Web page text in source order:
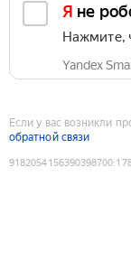
Я не
Нажмите,
Yandex
Если у вас возникли
обратной связи
9182054156390398700: